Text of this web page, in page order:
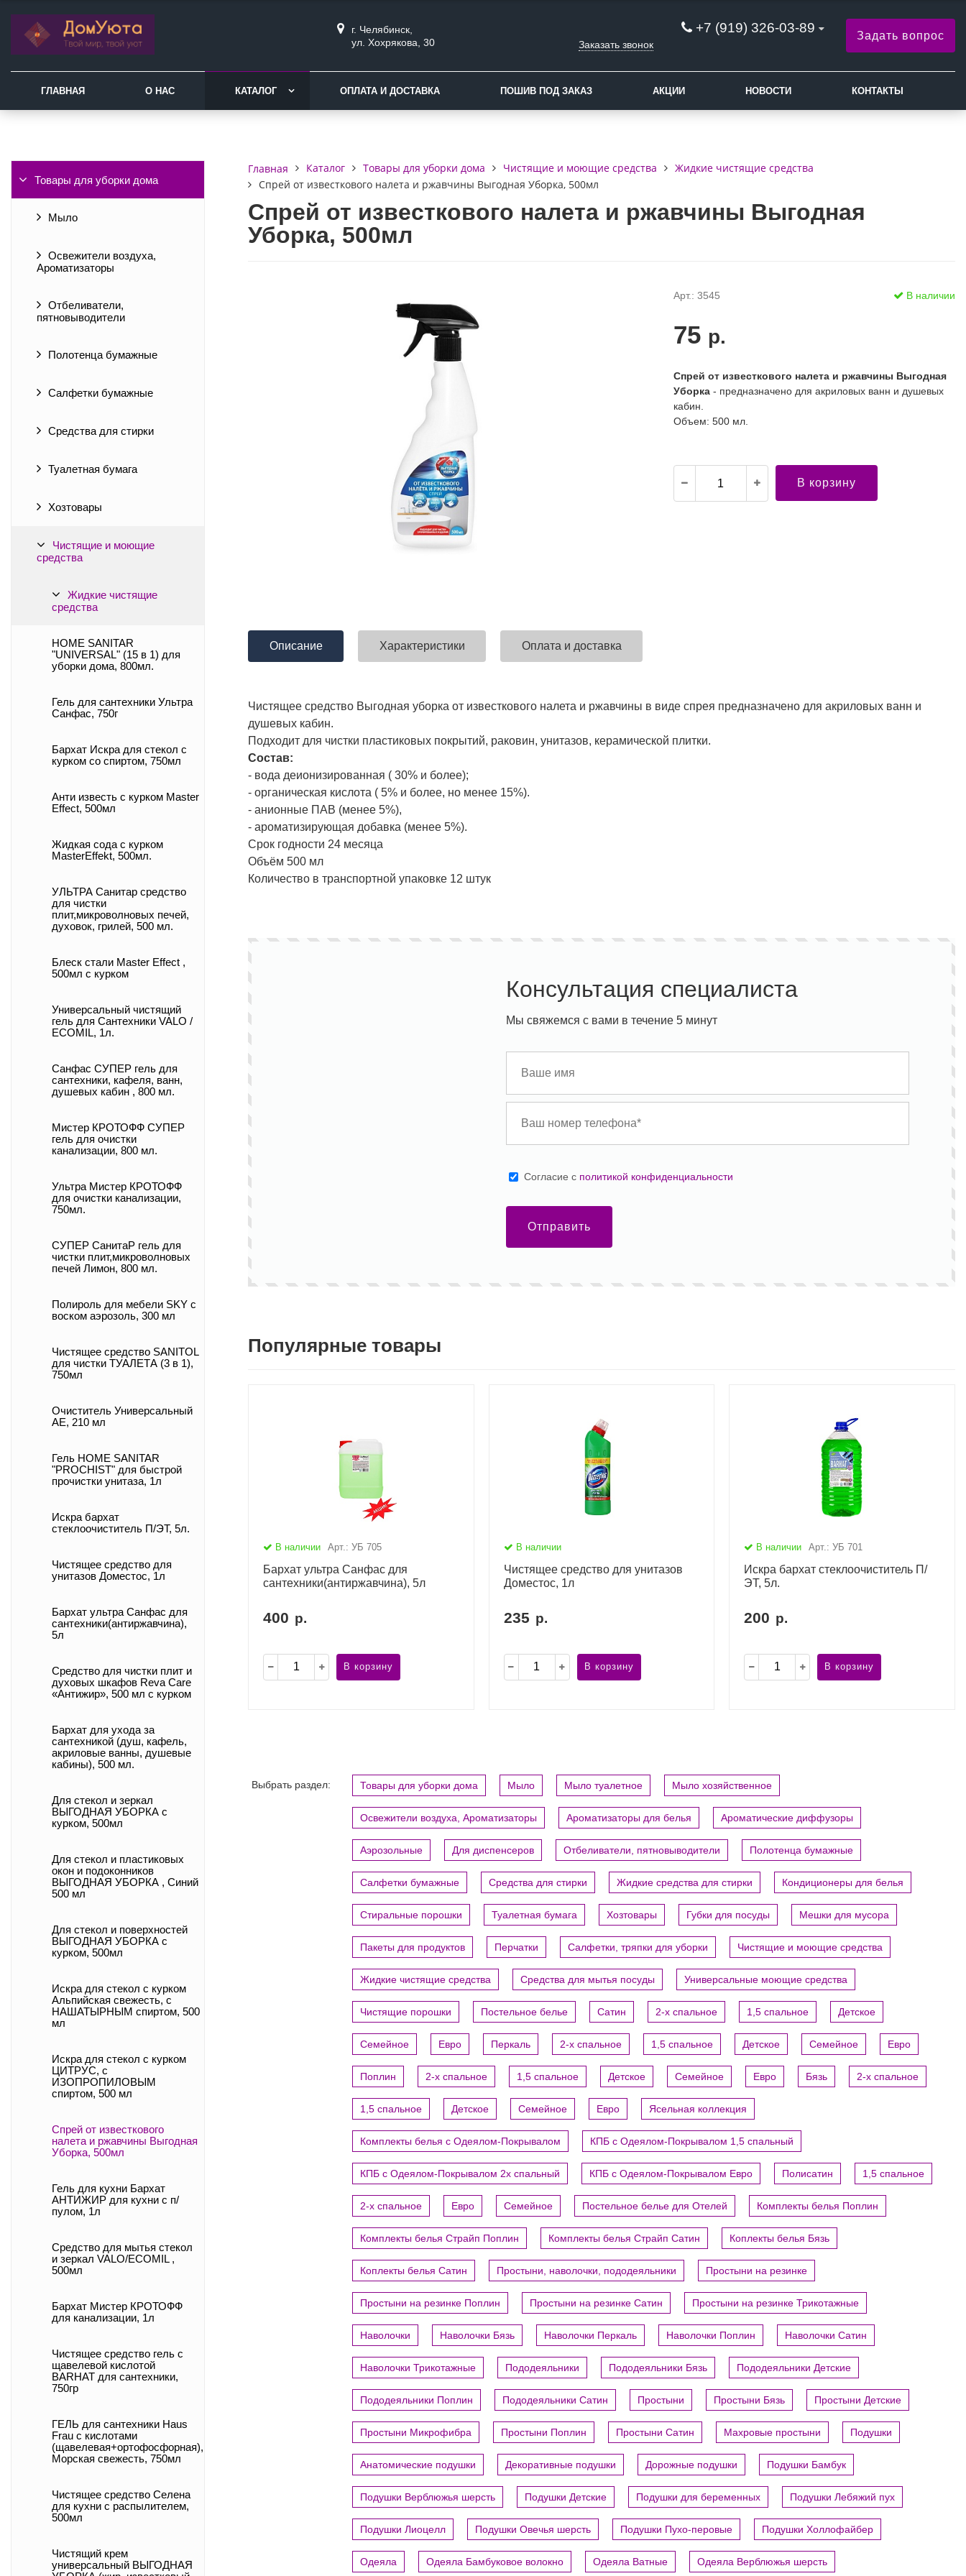
г. Челябинск,
ул. Хохрякова, 30
+7 (919) 326-03-89
Заказать звонок
Задать вопрос
ГЛАВНАЯ О НАС КАТАЛОГ ОПЛАТА И ДОСТАВКА ПОШИВ ПОД ЗАКАЗ АКЦИИ НОВОСТИ КОНТАКТЫ
Товары для уборки дома
Мыло
Освежители воздуха,
Ароматизаторы
Отбеливатели,
пятновыводители
Полотенца бумажные
Салфетки бумажные
Средства для стирки
Туалетная бумага
Хозтовары
Чистящие и моющие
средства
Жидкие чистящие
средства
HOME SANITAR
"UNIVERSAL" (15 в 1) для
уборки дома, 800мл.
Гель для сантехники Ультра
Санфас, 750г
Бархат Искра для стекол с
курком со спиртом, 750мл
Анти известь с курком Master
Effect, 500мл
Жидкая сода с курком
MasterEffekt, 500мл.
УЛЬТРА Санитар средство
для чистки
плит,микроволновых печей,
духовок, грилей, 500 мл.
Блеск стали Master Effect ,
500мл с курком
Универсальный чистящий
гель для Сантехники VALO /
ECOMIL, 1л.
Санфас СУПЕР гель для
сантехники, кафеля, ванн,
душевых кабин , 800 мл.
Мистер КРОТОФФ СУПЕР
гель для очистки
канализации, 800 мл.
Ультра Мистер КРОТОФФ
для очистки канализации,
750мл.
СУПЕР СанитаР гель для
чистки плит,микроволновых
печей Лимон, 800 мл.
Полироль для мебели SKY с
воском аэрозоль, 300 мл
Чистящее средство SANITOL
для чистки ТУАЛЕТА (3 в 1),
750мл
Очиститель Универсальный
АЕ, 210 мл
Гель HOME SANITAR
"PROCHIST" для быстрой
прочистки унитаза, 1л
Искра бархат
стеклоочиститель П/ЭТ, 5л.
Чистящее средство для
унитазов Доместос, 1л
Бархат ультра Санфас для
сантехники(антиржавчина),
5л
Средство для чистки плит и
духовых шкафов Reva Care
«Антижир», 500 мл с курком
Бархат для ухода за
сантехникой (душ, кафель,
акриловые ванны, душевые
кабины), 500 мл.
Для стекол и зеркал
ВЫГОДНАЯ УБОРКА с
курком, 500мл
Для стекол и пластиковых
окон и подоконников
ВЫГОДНАЯ УБОРКА , Синий
500 мл
Для стекол и поверхностей
ВЫГОДНАЯ УБОРКА с
курком, 500мл
Искра для стекол с курком
Альпийская свежесть, с
НАШАТЫРНЫМ спиртом, 500
мл
Искра для стекол с курком
ЦИТРУС, с
ИЗОПРОПИЛОВЫМ
спиртом, 500 мл
Спрей от известкового
налета и ржавчины Выгодная
Уборка, 500мл
Гель для кухни Бархат
АНТИЖИР для кухни с п/
пулом, 1л
Средство для мытья стекол
и зеркал VALO/ECOMIL ,
500мл
Бархат Мистер КРОТОФФ
для канализации, 1л
Чистящее средство гель с
щавелевой кислотой
BARHAT для сантехники,
750гр
ГЕЛЬ для сантехники Haus
Frau с кислотами
(щавелевая+ортофосфорная),
Морская свежесть, 750мл
Чистящее средство Селена
для кухни с распылителем,
500мл
Чистящий крем
универсальный ВЫГОДНАЯ
Главная Каталог Товары для уборки дома Чистящие и моющие средства
Жидкие чистящие средства
Спрей от известкового налета и ржавчины Выгодная Уборка, 500мл
Спрей от известкового налета и ржавчины Выгодная
Уборка, 500мл
Арт.: 3545 В наличии
75 р.
Спрей от известкового налета и ржавчины Выгодная
Уборка - предназначено для акриловых ванн и душевых
кабин.
Объем: 500 мл.
В корзину
Описание Характеристики Оплата и доставка
Чистящее средство Выгодная уборка от известкового налета и ржавчины в виде спрея предназначено для акриловых ванн и
душевых кабин.
Подходит для чистки пластиковых покрытий, раковин, унитазов, керамической плитки.
Состав:
- вода деионизированная ( 30% и более);
- органическая кислота ( 5% и более, но менее 15%).
- анионные ПАВ (менее 5%),
- ароматизирующая добавка (менее 5%).
Срок годности 24 месяца
Объём 500 мл
Количество в транспортной упаковке 12 штук
Консультация специалиста
Мы свяжемся с вами в течение 5 минут
Cогласие с политикой конфиденциальности
Отправить
Популярные товары
В наличии Арт.: УБ 705
Бархат ультра Санфас для
сантехники(антиржавчина), 5л
400 р.
В корзину
В наличии
Чистящее средство для унитазов
Доместос, 1л
235 р.
В корзину
В наличии Арт.: УБ 701
Искра бархат стеклоочиститель П/
ЭТ, 5л.
200 р.
В корзину
Выбрать раздел: Товары для уборки дома Мыло Мыло туалетное Мыло хозяйственное
Освежители воздуха, Ароматизаторы Ароматизаторы для белья Ароматические диффузоры
Аэрозольные Для диспенсеров Отбеливатели, пятновыводители Полотенца бумажные
Салфетки бумажные Средства для стирки Жидкие средства для стирки Кондиционеры для белья
Стиральные порошки Туалетная бумага Хозтовары Губки для посуды Мешки для мусора
Пакеты для продуктов Перчатки Салфетки, тряпки для уборки Чистящие и моющие средства
Жидкие чистящие средства Средства для мытья посуды Универсальные моющие средства
Чистящие порошки Постельное белье Сатин 2-х спальное 1,5 спальное Детское
Семейное Евро Перкаль 2-х спальное 1,5 спальное Детское Семейное Евро
Поплин 2-х спальное 1,5 спальное Детское Семейное Евро Бязь 2-х спальное
1,5 спальное Детское Семейное Евро Ясельная коллекция
Комплекты белья с Одеялом-Покрывалом КПБ с Одеялом-Покрывалом 1,5 спальный
КПБ с Одеялом-Покрывалом 2х спальный КПБ с Одеялом-Покрывалом Евро Полисатин 1,5 спальное
2-х спальное Евро Семейное Постельное белье для Отелей Комплекты белья Поплин
Комплекты белья Страйп Поплин Комплекты белья Страйп Сатин Коплекты белья Бязь
Коплекты белья Сатин Простыни, наволочки, пододеяльники Простыни на резинке
Простыни на резинке Поплин Простыни на резинке Сатин Простыни на резинке Трикотажные
Наволочки Наволочки Бязь Наволочки Перкаль Наволочки Поплин Наволочки Сатин
Наволочки Трикотажные Пододеяльники Пододеяльники Бязь Пододеяльники Детские
Пододеяльники Поплин Пододеяльники Сатин Простыни Простыни Бязь Простыни Детские
Простыни Микрофибра Простыни Поплин Простыни Сатин Махровые простыни Подушки
Анатомические подушки Декоративные подушки Дорожные подушки Подушки Бамбук
Подушки Верблюжья шерсть Подушки Детские Подушки для беременных Подушки Лебяжий пух
Подушки Лиоцелл Подушки Овечья шерсть Подушки Пухо-перовые Подушки Холлофайбер
Одеяла Одеяла Бамбуковое волокно Одеяла Ватные Одеяла Верблюжья шерсть